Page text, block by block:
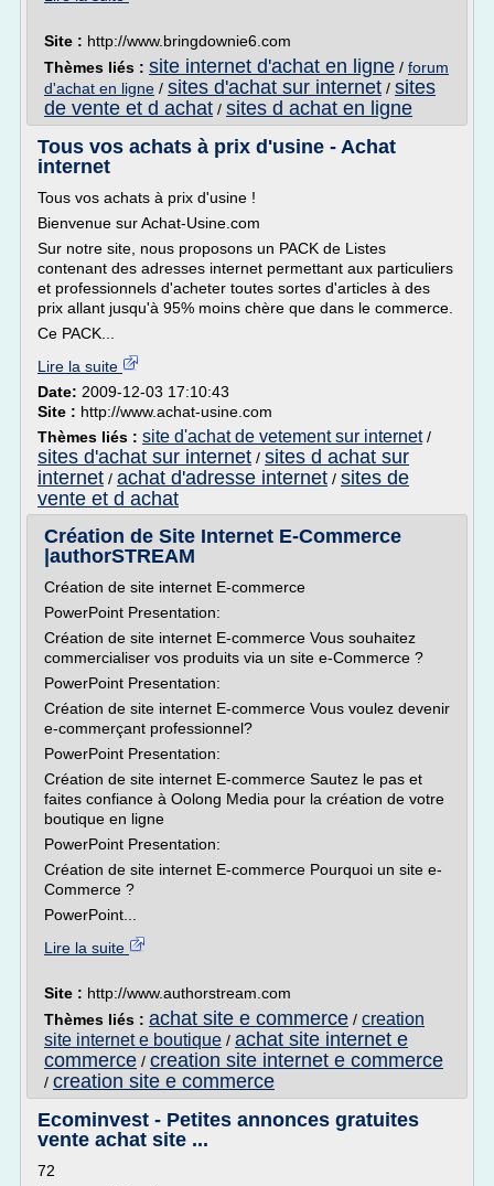
Site : http://www.bringdownie6.com
Thèmes liés : site internet d'achat en ligne / forum
d'achat en ligne / sites d'achat sur internet / sites
de vente et d achat / sites d achat en ligne
Tous vos achats à prix d'usine - Achat
internet
Tous vos achats à prix d'usine !
Bienvenue sur Achat-Usine.com
Sur notre site, nous proposons un PACK de Listes
contenant des adresses internet permettant aux particuliers
et professionnels d'acheter toutes sortes d'articles à des
prix allant jusqu'à 95% moins chère que dans le commerce.
Ce PACK...
Lire la suite
Date: 2009-12-03 17:10:43
Site : http://www.achat-usine.com
Thèmes liés : site d'achat de vetement sur internet/
sites d'achat sur internet / sites d achat sur
internet / achat d'adresse internet / sites de
vente et d achat
Création de Site Internet E-Commerce
|authorSTREAM
Création de site internet E-commerce
PowerPoint Presentation:
Création de site internet E-commerce Vous souhaitez
commercialiser vos produits via un site e-Commerce ?
PowerPoint Presentation:
Création de site internet E-commerce Vous voulez devenir
e-commerçant professionnel?
PowerPoint Presentation:
Création de site internet E-commerce Sautez le pas et
faites confiance à Oolong Media pour la création de votre
boutique en ligne
PowerPoint Presentation:
Création de site internet E-commerce Pourquoi un site e-
Commerce ?
PowerPoint...
Lire la suite
Site : http://www.authorstream.com
Thèmes liés : achat site e commerce / creation
site internet e boutique / achat site internet e
commerce / creation site internet e commerce
/ creation site e commerce
Ecominvest - Petites annonces gratuites
vente achat site ...
72